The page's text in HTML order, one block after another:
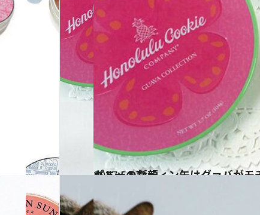
2017.5.17
キュートなティン缶はグァバがモチーフ！ ホノルル・クッキー・カンパニーの新顔
グルメ